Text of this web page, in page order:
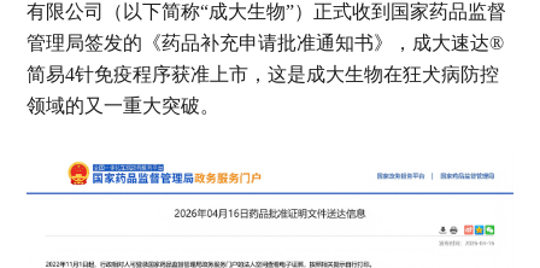
有限公司（以下简称“成大生物”）正式收到国家药品监督
管理局签发的《药品补充申请批准通知书》，成大速达®
简易4针免疫程序获准上市，这是成大生物在狂犬病防控
领域的又一重大突破。